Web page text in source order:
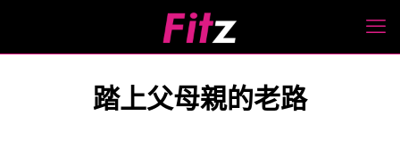
踏上父母親的老路